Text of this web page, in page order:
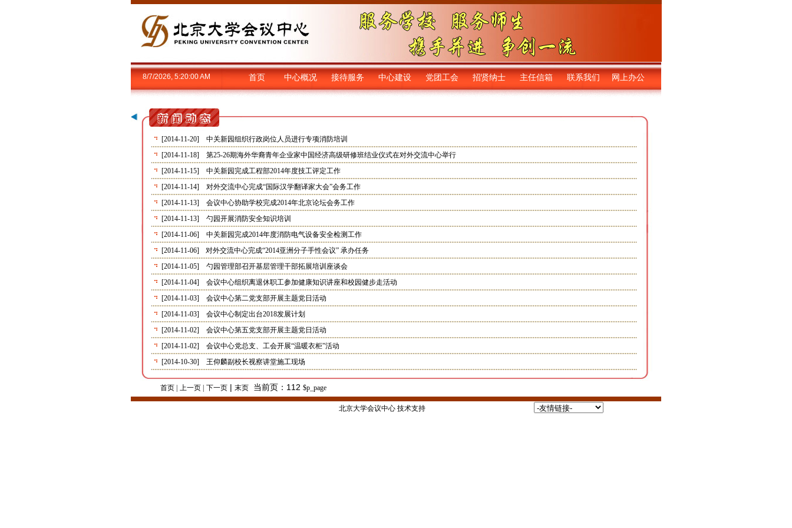
8/7/2026, 5:20:00 AM 首页 中心概况 接待服务 中心建设 党团工会 招贤纳士 主任信箱 联系我们 网上办公
[2014-11-20]
中关新园组织行政岗位人员进行专项消防培训
[2014-11-18]
第25-26期海外华裔青年企业家中国经济高级研修班结业仪式在对外交流中心举行
[2014-11-15]
中关新园完成工程部2014年度技工评定工作
[2014-11-14]
对外交流中心完成“国际汉学翻译家大会”会务工作
[2014-11-13]
会议中心协助学校完成2014年北京论坛会务工作
[2014-11-13]
勺园开展消防安全知识培训
[2014-11-06]
中关新园完成2014年度消防电气设备安全检测工作
[2014-11-06]
对外交流中心完成“2014亚洲分子手性会议” 承办任务
[2014-11-05]
勺园管理部召开基层管理干部拓展培训座谈会
[2014-11-04]
会议中心组织离退休职工参加健康知识讲座和校园健步走活动
[2014-11-03]
会议中心第二党支部开展主题党日活动
[2014-11-03]
会议中心制定出台2018发展计划
[2014-11-02]
会议中心第五党支部开展主题党日活动
[2014-11-02]
会议中心党总支、工会开展“温暖衣柜”活动
[2014-10-30]
王仰麟副校长视察讲堂施工现场
首页 | 上一页 | 下一页 | 末页 当前页：112 $p_page
北京大学会议中心 技术支持